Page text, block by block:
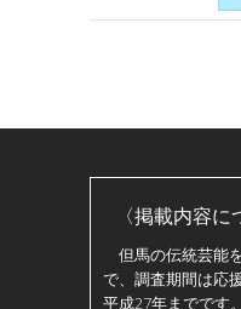
〈掲載内容に
但馬の伝統芸能
で、調査期間は応
平成27年までです